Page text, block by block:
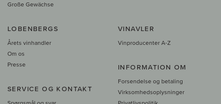
Große Gewächse
LOBENBERGS
Årets vinhandler
Om os
Presse
SERVICE OG KONTAKT
Spørgsmål og svar
VINAVLER
Vinproducenter A-Z
INFORMATION OM
Forsendelse og betaling
Virksomhedsoplysninger
Privatlivspolitik